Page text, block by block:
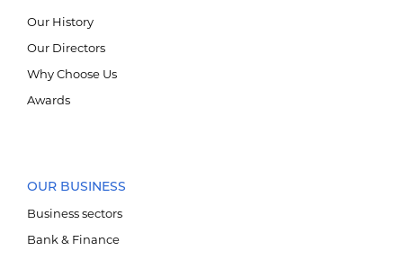
Our History
Our Directors
Why Choose Us
Awards
OUR BUSINESS
Business sectors
Bank & Finance